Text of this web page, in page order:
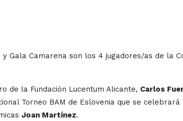
y Gala Camarena son los 4 jugadores/as de la
de la Fundación Lucentum Alicante, Carlos
Torneo BAM de Eslovenia que se
Joan Martínez.